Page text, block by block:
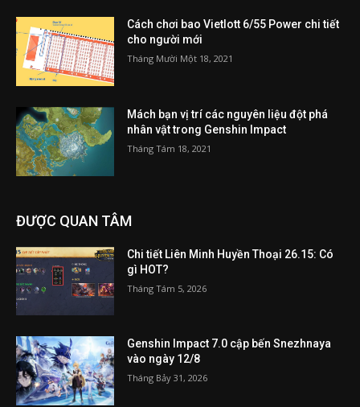
Cách chơi bao Vietlott 6/55 Power chi tiết
cho người mới
Tháng Mười Một 18, 2021
Mách bạn vị trí các nguyên liệu đột phá
nhân vật trong Genshin Impact
Tháng Tám 18, 2021
ĐƯỢC QUAN TÂM
Chi tiết Liên Minh Huyền Thoại 26.15: Có
gì HOT?
Tháng Tám 5, 2026
Genshin Impact 7.0 cập bến Snezhnaya
vào ngày 12/8
Tháng Bảy 31, 2026